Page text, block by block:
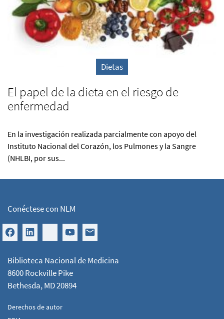
Dietas
El papel de la dieta en el riesgo de
enfermedad
En la investigación realizada parcialmente con apoyo del
Instituto Nacional del Corazón, los Pulmones y la Sangre
(NHLBI, por sus...
Conéctese con NLM
Biblioteca Nacional de Medicina
8600 Rockville Pike
Bethesda, MD 20894
Derechos de autor